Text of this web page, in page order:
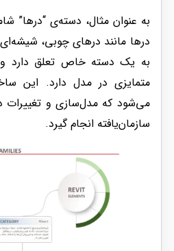
به عنوان مثال، دسته‌ی “درها”
درها مانند درهای چوبی،
به یک دسته خاص تعلق دارد
متمایزی در مدل دارد. این
می‌شود که مدل‌سازی و تغییرات
سازمان‌یافته انجام گیرد.